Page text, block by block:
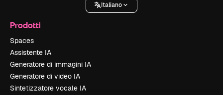
Italiano
Prodotti
Spaces
Assistente IA
Generatore di immagini IA
Generatore di video IA
Sintetizzatore vocale IA